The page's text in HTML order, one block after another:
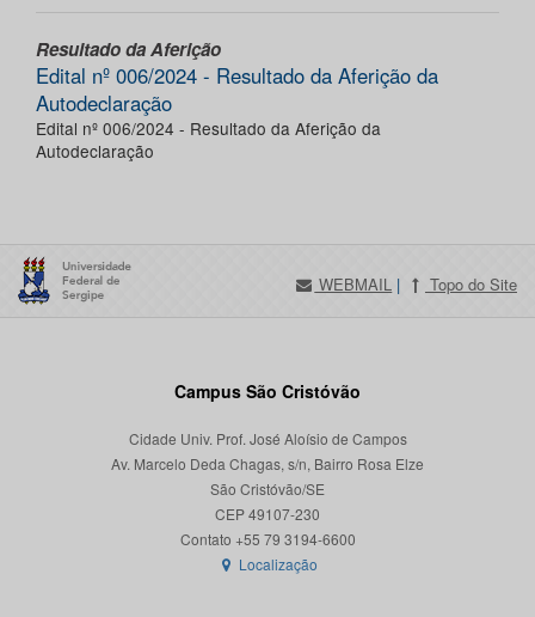
Resultado da Aferição
Edital nº 006/2024 - Resultado da Aferição da
Autodeclaração
Edital nº 006/2024 - Resultado da Aferição da
Autodeclaração
WEBMAIL | Topo do Site
Campus São Cristóvão
Cidade Univ. Prof. José Aloísio de Campos
Av. Marcelo Deda Chagas, s/n, Bairro Rosa Elze
São Cristóvão/SE
CEP 49107-230
Localização